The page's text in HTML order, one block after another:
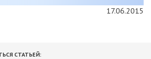
17.06.2015
СТАТЬЕЙ: